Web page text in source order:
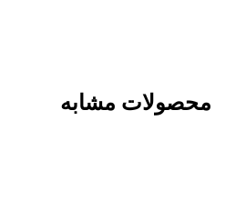
محصولات مشابه